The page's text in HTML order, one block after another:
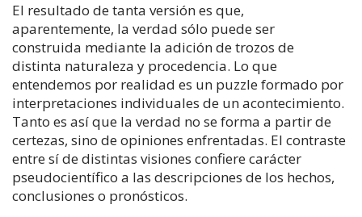
El resultado de tanta versión es que,
aparentemente, la verdad sólo puede ser
construida mediante la adición de trozos de
distinta naturaleza y procedencia. Lo que
entendemos por realidad es un puzzle formado por
interpretaciones individuales de un acontecimiento.
Tanto es así que la verdad no se forma a partir de
certezas, sino de opiniones enfrentadas. El contraste
entre sí de distintas visiones confiere carácter
pseudocientífico a las descripciones de los hechos,
conclusiones o pronósticos.